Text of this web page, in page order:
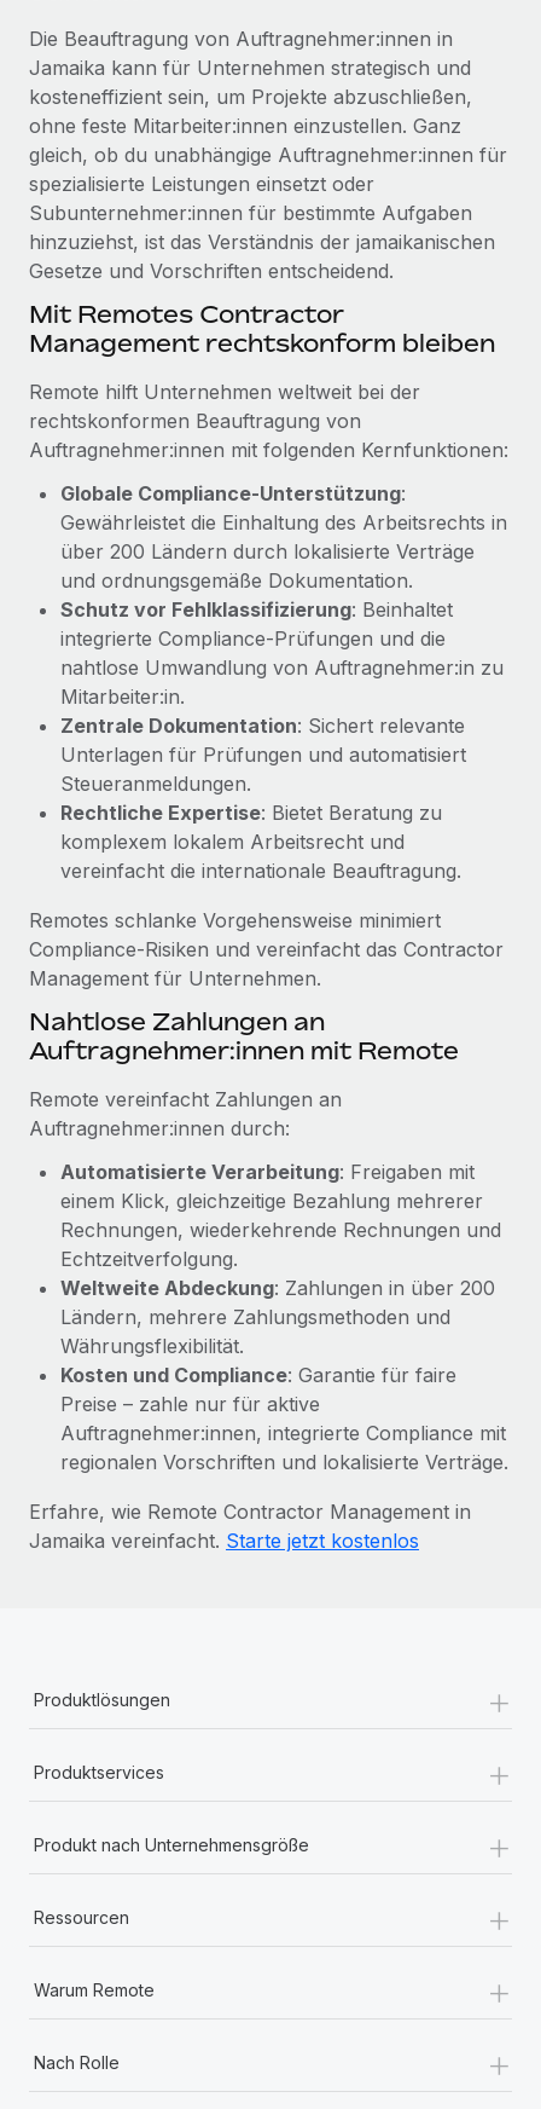
DIENSTLEISTUNGEN
Frag unsere Expert:innen
Hilfe von Expert:innen für globale HR & Compliance
Background-Checks
Einfacheres Bewerber:innen-Screening
Compliance Watchtower
Lückenlose Compliance
Geräteverwaltung
Globale Bereitstellung und Verfolgung von IT-
Geräten
Gründung von Niederlassungen
Niederlassungen
Mobilität und Relocation
Mühelose Relocation von Mitarbeiter:innen
Benefits
Mühelose Verwaltung von Benefits
Remote Build
Demnächst verfügbar
Beratung zu Integrationen und KI-Automatisierung
FALLSTUDIEN
So hat der KI-Vorreiter Weaviate sein Team mit
Remote um 120 % vergrößert
Open-Source-Infrastrukturen. Das...
Mehr erfahren
Strategische Partnerschaft zwischen
Management und Payroll
Reverse Tech auf einen Blick Das Gesundheits- und
Wellness-Startup Reverse Tech hat das globale...
Mehr erfahren
Informationen zu Gehältern und Qualifikationen
Insights Center
Hol dir Unterstützung
Alle Ressourcen anzeigen
BLOG
Globale Payroll
Contractor Management
Steuern
Den Blog erkunden
Neues zu Remote-Produkten: Integration mit
Gusto und Zero und Contractor Management
Plus
Auch im neuen Jahr wollen wir bei Remote Unternehmen
aller Größen dabei unterstützen, die beste...
Mehr erfahren
mit Remote verwaltet
Phiture ist der unumstrittene Marktführer im Bereich der
Wachstumsberatung für mobile Apps. Das...
Mehr erfahren
Die Beauftragung von Auftragnehmer:innen in
Jamaika kann für Unternehmen strategisch und
kosteneffizient sein, um Projekte abzuschließen,
ohne feste Mitarbeiter:innen einzustellen. Ganz
gleich, ob du unabhängige Auftragnehmer:innen für
spezialisierte Leistungen einsetzt oder
Subunternehmer:innen für bestimmte Aufgaben
hinzuziehst, ist das Verständnis der jamaikanischen
Gesetze und Vorschriften entscheidend.
Mit Remotes Contractor
Management rechtskonform bleiben
Remote hilft Unternehmen weltweit bei der
rechtskonformen Beauftragung von
Auftragnehmer:innen mit folgenden Kernfunktionen:
Globale Compliance‑Unterstützung:
Gewährleistet die Einhaltung des Arbeitsrechts in
über 200 Ländern durch lokalisierte Verträge
und ordnungsgemäße Dokumentation.
Schutz vor Fehlklassifizierung: Beinhaltet
integrierte Compliance‑Prüfungen und die
nahtlose Umwandlung von Auftragnehmer:in zu
Mitarbeiter:in.
Zentrale Dokumentation: Sichert relevante
Unterlagen für Prüfungen und automatisiert
Steueranmeldungen.
Rechtliche Expertise: Bietet Beratung zu
komplexem lokalem Arbeitsrecht und
vereinfacht die internationale Beauftragung.
Remotes schlanke Vorgehensweise minimiert
Compliance‑Risiken und vereinfacht das Contractor
Management für Unternehmen.
Nahtlose Zahlungen an
Auftragnehmer:innen mit Remote
Remote vereinfacht Zahlungen an
Auftragnehmer:innen durch:
Automatisierte Verarbeitung: Freigaben mit
einem Klick, gleichzeitige Bezahlung mehrerer
Rechnungen, wiederkehrende Rechnungen und
Echtzeitverfolgung.
Weltweite Abdeckung: Zahlungen in über 200
Ländern, mehrere Zahlungsmethoden und
Währungsflexibilität.
Kosten und Compliance: Garantie für faire
Preise – zahle nur für aktive
Auftragnehmer:innen, integrierte Compliance mit
regionalen Vorschriften und lokalisierte Verträge.
Erfahre, wie Remote Contractor Management in
Jamaika vereinfacht. Starte jetzt kostenlos
Produktlösungen +
Produktservices +
Produkt nach Unternehmensgröße +
Ressourcen +
Warum Remote +
Nach Rolle +